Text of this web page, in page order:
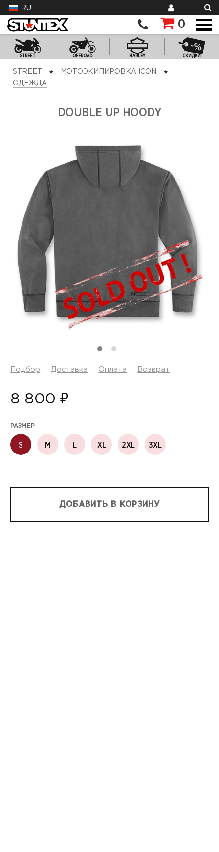
RU
0
STREET OFFROAD HARLEY СКИДКИ
STREET
МОТОЭКИПИРОВКА ICON
ОДЕЖДА
DOUBLE UP HOODY
Подбор Доставка Оплата Возврат
8 800 ₽
РАЗМЕР
S M L XL 2XL 3XL
ДОБАВИТЬ В КОРЗИНУ